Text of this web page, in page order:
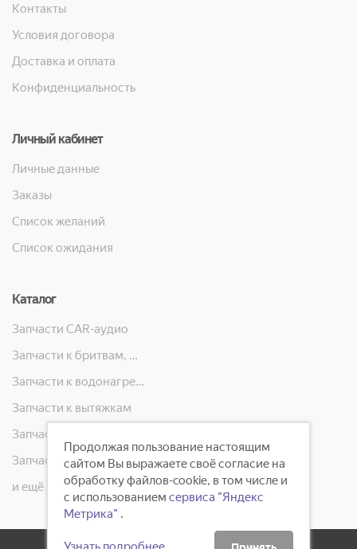
Контакты
Условия договора
Доставка и оплата
Конфиденциальность
Личный кабинет
Личные данные
Заказы
Список желаний
Список ожидания
Каталог
Запчасти CAR-аудио
Запчасти к бритвам, машинкам для стрижки, фенам, эпиляторам, зубным щёткам
Запчасти к водонагревателям
Запчасти к вытяжкам
Запчасти к масляным радиаторам, вентиляторам, увлажнителям воздуха и теплотехнике
и ещё 23 категорий
Продолжая пользование настоящим
сайтом Вы выражаете своё согласие на
обработку файлов-cookie, в том числе и
с использованием сервиса "Яндекс
Метрика" .